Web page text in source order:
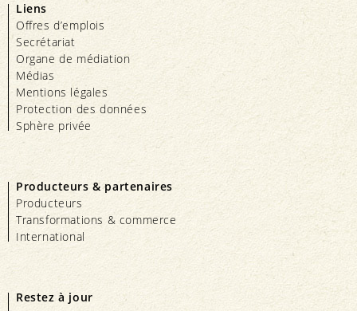
Liens
Offres d’emplois
Secrétariat
Organe de médiation
Médias
Mentions légales
Protection des données
Sphère privée
Producteurs & partenaires
Producteurs
Transformations & commerce
International
Restez à jour